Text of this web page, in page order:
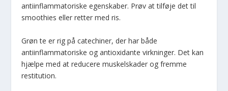
antiinflammatoriske egenskaber. Prøv at tilføje det til
smoothies eller retter med ris.
Grøn te er rig på catechiner, der har både
antiinflammatoriske og antioxidante virkninger. Det kan
hjælpe med at reducere muskelskader og fremme
restitution.